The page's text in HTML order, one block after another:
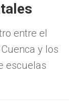
entre el
y los
escuelas